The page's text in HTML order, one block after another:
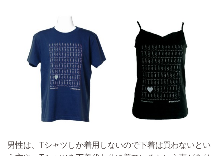
男性は、Tシャツしか着用しないので下着は買わないとい